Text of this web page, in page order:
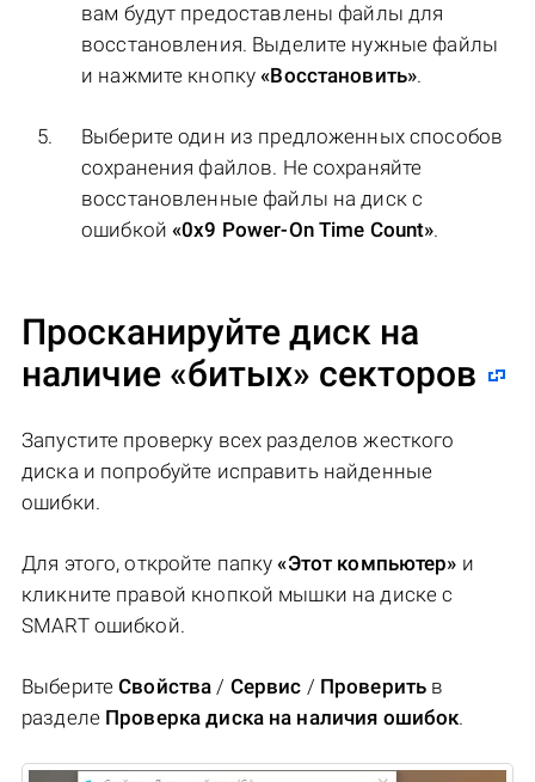
вам будут предоставлены файлы для
восстановления. Выделите нужные файлы
и нажмите кнопку«Восстановить».
Выберите один из предложенных способов
сохранения файлов. Не сохраняйте
восстановленные файлы на диск с
ошибкой«0x9 Power-On Time Count».
Просканируйте диск на
наличие «битых» секторов
Запустите проверку всех разделов жесткого
диска и попробуйте исправить найденные
ошибки.
Для этого, откройте папку«Этот компьютер» и
кликните правой кнопкой мышки на диске с
SMART ошибкой.
ВыберитеСвойства / Сервис / Проверить в
разделе Проверка диска на наличия ошибок.